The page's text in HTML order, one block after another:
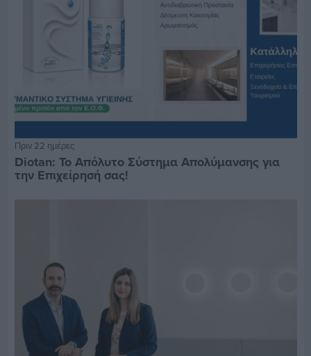
Πριν 22 ημέρες
Diotan: Το Απόλυτο Σύστημα Απολύμανσης για
την Επιχείρησή σας!